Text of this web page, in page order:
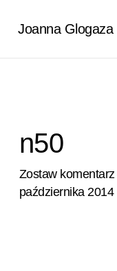
Joanna Glogaza
n50
Zostaw komentarz
października 2014